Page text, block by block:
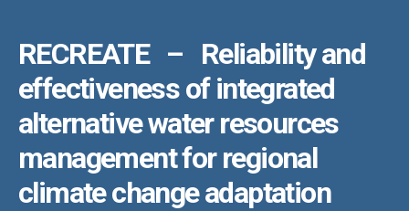
RECREATE – Reliability and
effectiveness of integrated
alternative water resources
management for regional
climate change adaptation